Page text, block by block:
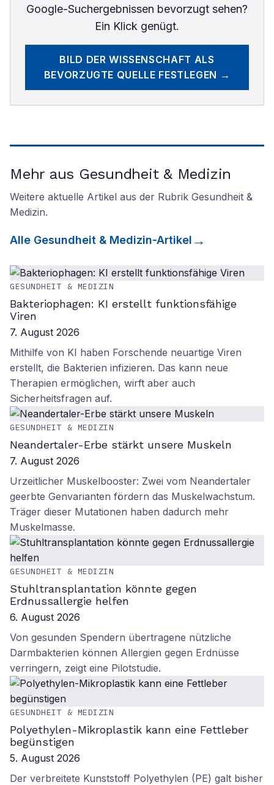
Google-Suchergebnissen bevorzugt sehen?
Ein Klick genügt.
BILD DER WISSENSCHAFT ALS
BEVORZUGTE QUELLE FESTLEGEN →
Mehr aus Gesundheit & Medizin
Weitere aktuelle Artikel aus der Rubrik Gesundheit &
Medizin.
Alle Gesundheit & Medizin-Artikel
GESUNDHEIT & MEDIZIN
Bakteriophagen: KI erstellt funktionsfähige
Viren
7. August 2026
Mithilfe von KI haben Forschende neuartige Viren
erstellt, die Bakterien infizieren. Das kann neue
Therapien ermöglichen, wirft aber auch
Sicherheitsfragen auf.
GESUNDHEIT & MEDIZIN
Neandertaler-Erbe stärkt unsere Muskeln
7. August 2026
Urzeitlicher Muskelbooster: Zwei vom Neandertaler
geerbte Genvarianten fördern das Muskelwachstum.
Träger dieser Mutationen haben dadurch mehr
Muskelmasse.
GESUNDHEIT & MEDIZIN
Stuhltransplantation könnte gegen
Erdnussallergie helfen
6. August 2026
Von gesunden Spendern übertragene nützliche
Darmbakterien können Allergien gegen Erdnüsse
verringern, zeigt eine Pilotstudie.
GESUNDHEIT & MEDIZIN
Polyethylen-Mikroplastik kann eine Fettleber
begünstigen
5. August 2026
Der verbreitete Kunststoff Polyethylen (PE) galt bisher